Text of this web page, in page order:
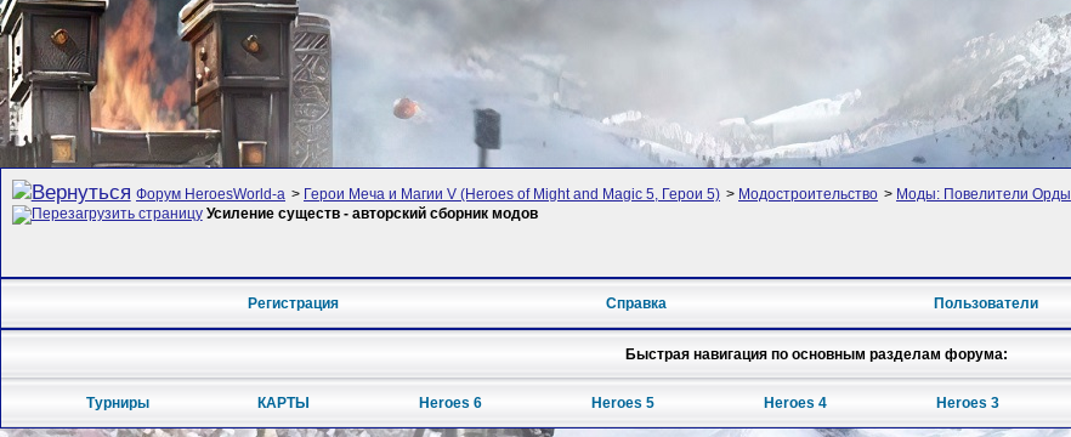
Форум HeroesWorld-а > Герои Меча и Магии V (Heroes of Might and Magic 5, Герои 5) > Модостроительство > Моды: Повелители Орды
Усиление существ - авторский сборник модов
Регистрация Справка Пользователи
Быстрая навигация по основным разделам форума:
Турниры КАРТЫ Heroes 6 Heroes 5 Heroes 4 Heroes 3